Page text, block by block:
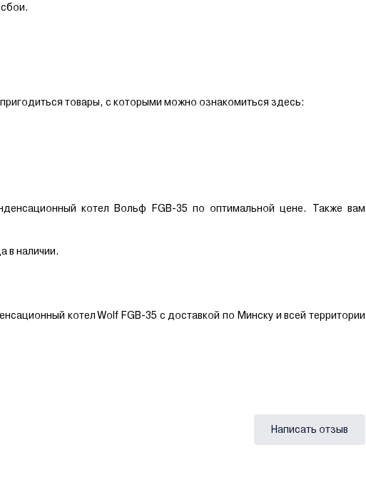
товары, с которыми можно ознакомиться здесь:
котел Вольф FGB-35 по оптимальной цене. Также вам
в наличии.
котел Wolf FGB-35 с доставкой по Минску и всей территории
Написать отзыв